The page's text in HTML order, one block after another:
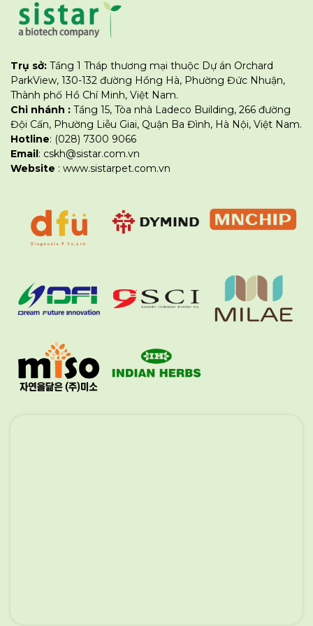
Trụ sở: Tầng 1 Tháp thương mại thuộc Dự án Orchard
ParkView, 130-132 đường Hồng Hà, Phường Đức Nhuận,
Thành phố Hồ Chí Minh, Việt Nam.
Chi nhánh : Tầng 15, Tòa nhà Ladeco Building, 266 đường
Đội Cấn, Phường Liễu Giai, Quận Ba Đình, Hà Nội, Việt Nam.
Hotline: (028) 7300 9066
Email: cskh@sistar.com.vn
Website : www.sistarpet.com.vn